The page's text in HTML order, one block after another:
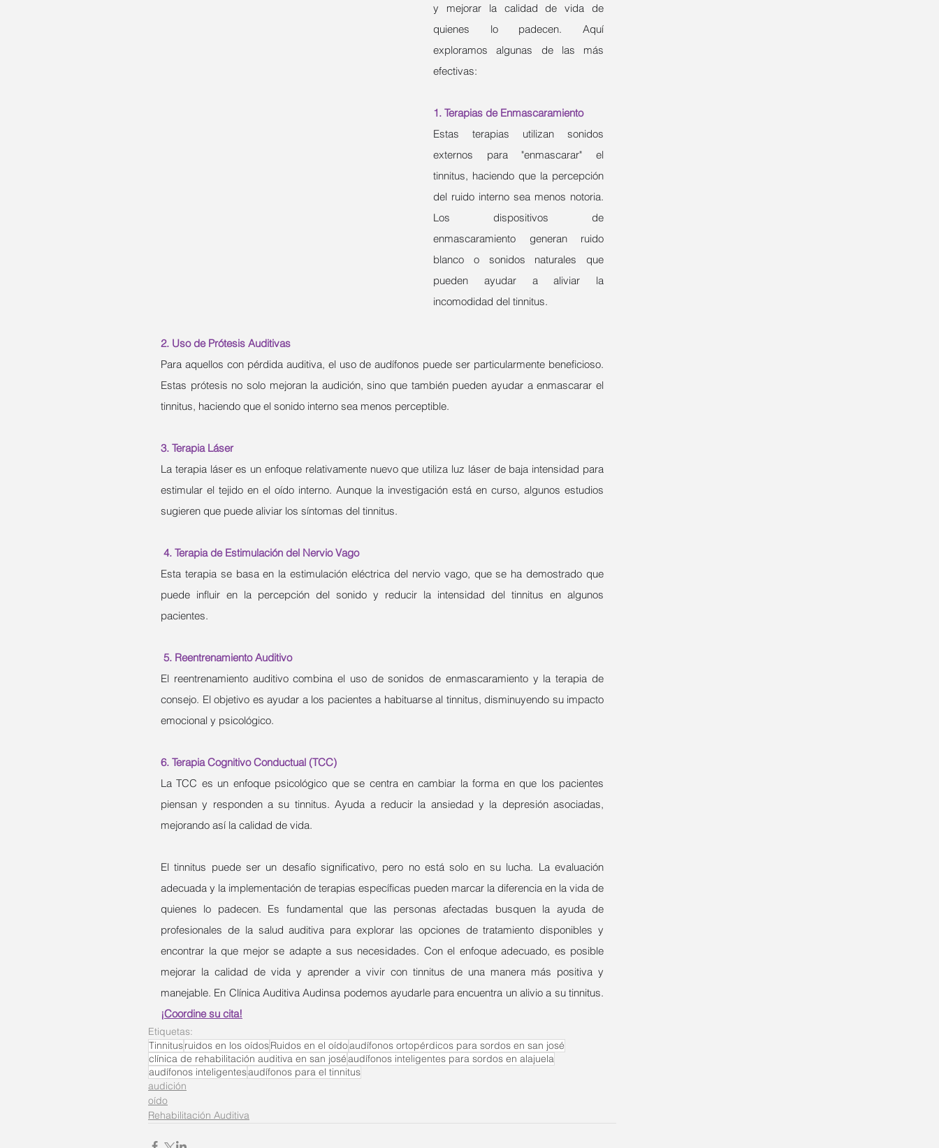
y mejorar la calidad de vida de
quienes lo padecen. Aquí
exploramos algunas de las más
efectivas:
1. Terapias de Enmascaramiento
Estas terapias utilizan sonidos
externos para "enmascarar" el
tinnitus, haciendo que la percepción
del ruido interno sea menos notoria.
Los dispositivos de
enmascaramiento generan ruido
blanco o sonidos naturales que
pueden ayudar a aliviar la
incomodidad del tinnitus.
2. Uso de Prótesis Auditivas
Para aquellos con pérdida auditiva, el uso de audífonos puede ser particularmente beneficioso.
Estas prótesis no solo mejoran la audición, sino que también pueden ayudar a enmascarar el
tinnitus, haciendo que el sonido interno sea menos perceptible.
3. Terapia Láser
La terapia láser es un enfoque relativamente nuevo que utiliza luz láser de baja intensidad para
estimular el tejido en el oído interno. Aunque la investigación está en curso, algunos estudios
sugieren que puede aliviar los síntomas del tinnitus.
4. Terapia de Estimulación del Nervio Vago
Esta terapia se basa en la estimulación eléctrica del nervio vago, que se ha demostrado que
puede influir en la percepción del sonido y reducir la intensidad del tinnitus en algunos
pacientes.
5. Reentrenamiento Auditivo
El reentrenamiento auditivo combina el uso de sonidos de enmascaramiento y la terapia de
consejo. El objetivo es ayudar a los pacientes a habituarse al tinnitus, disminuyendo su impacto
emocional y psicológico.
6. Terapia Cognitivo Conductual (TCC)
La TCC es un enfoque psicológico que se centra en cambiar la forma en que los pacientes
piensan y responden a su tinnitus. Ayuda a reducir la ansiedad y la depresión asociadas,
mejorando así la calidad de vida.
El tinnitus puede ser un desafío significativo, pero no está solo en su lucha. La evaluación
adecuada y la implementación de terapias específicas pueden marcar la diferencia en la vida de
quienes lo padecen. Es fundamental que las personas afectadas busquen la ayuda de
profesionales de la salud auditiva para explorar las opciones de tratamiento disponibles y
encontrar la que mejor se adapte a sus necesidades. Con el enfoque adecuado, es posible
mejorar la calidad de vida y aprender a vivir con tinnitus de una manera más positiva y
¡Coordine su cita!
Etiquetas:
Tinnitusruidos en los oídosRuidos en el oídoaudífonos ortopérdicos para sordos en san josé
clínica de rehabilitación auditiva en san joséaudífonos inteligentes para sordos en alajuela
audífonos inteligentesaudífonos para el tinnitus
audición
oído
Rehabilitación Auditiva